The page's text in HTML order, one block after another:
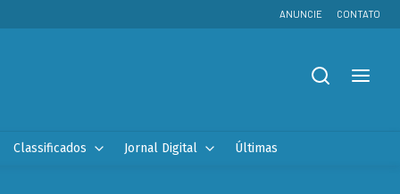
ANUNCIE CONTATO
Classificados Jornal Digital Últimas